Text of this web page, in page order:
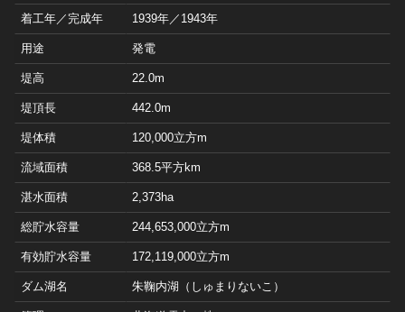
着工年／完成年 1939年／1943年
用途 発電
堤高 22.0m
堤頂長 442.0m
堤体積 120,000立方m
流域面積 368.5平方km
湛水面積 2,373ha
総貯水容量 244,653,000立方m
有効貯水容量 172,119,000立方m
ダム湖名 朱鞠内湖（しゅまりないこ）